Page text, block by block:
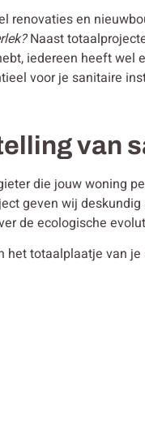
renovaties en
Naast
iedereen heeft wel
voor je sanitaire
van
die jouw woning
geven wij
de ecologische
totaalplaatje van